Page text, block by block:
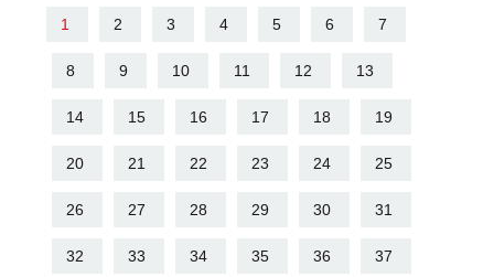
1 2 3 4 5 6 7
8 9 10 11 12 13
14 15 16 17 18 19
20 21 22 23 24 25
26 27 28 29 30 31
32 33 34 35 36 37